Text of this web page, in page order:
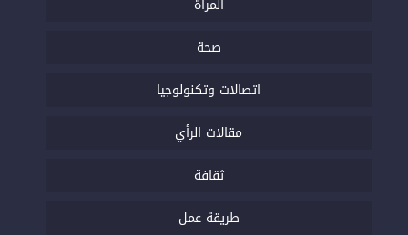
المرأة
صحة
اتصالات وتكنولوجيا
مقالات الرأي
ثقافة
طريقة عمل